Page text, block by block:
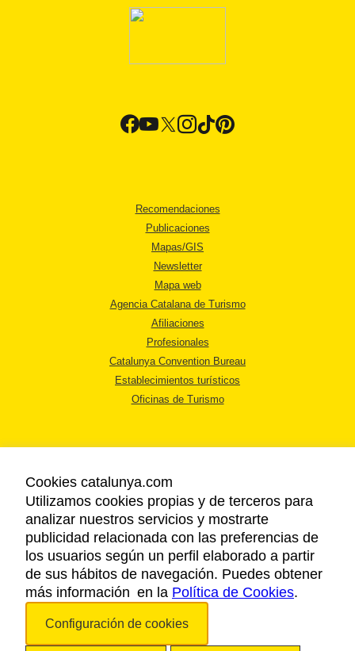
Recomendaciones
Publicaciones
Mapas/GIS
Newsletter
Mapa web
Agencia Catalana de Turismo
Afiliaciones
Profesionales
Catalunya Convention Bureau
Establecimientos turísticos
Oficinas de Turismo
AVISO LEGAL
POLÍTICA DE PRIVACIDAD
COOKIES
ACCESSIBILIDAD
Copyright © 2026. Agencia Catalana de Turismo. Todos los derechos
Cookies catalunya.com
Utilizamos cookies propias y de terceros para
analizar nuestros servicios y mostrarte
publicidad relacionada con las preferencias de
los usuarios según un perfil elaborado a partir
de sus hábitos de navegación. Puedes obtener
más información en la Política de Cookies.
Configuración de cookies